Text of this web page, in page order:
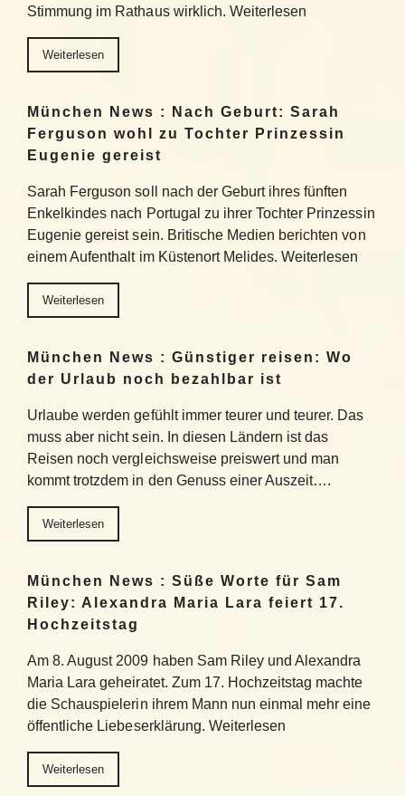
Stimmung im Rathaus wirklich. Weiterlesen
Weiterlesen
München News : Nach Geburt: Sarah
Ferguson wohl zu Tochter Prinzessin
Eugenie gereist
Sarah Ferguson soll nach der Geburt ihres fünften
Enkelkindes nach Portugal zu ihrer Tochter Prinzessin
Eugenie gereist sein. Britische Medien berichten von
einem Aufenthalt im Küstenort Melides. Weiterlesen
Weiterlesen
München News : Günstiger reisen: Wo
der Urlaub noch bezahlbar ist
Urlaube werden gefühlt immer teurer und teurer. Das
muss aber nicht sein. In diesen Ländern ist das
Reisen noch vergleichsweise preiswert und man
kommt trotzdem in den Genuss einer Auszeit….
Weiterlesen
München News : Süße Worte für Sam
Riley: Alexandra Maria Lara feiert 17.
Hochzeitstag
Am 8. August 2009 haben Sam Riley und Alexandra
Maria Lara geheiratet. Zum 17. Hochzeitstag machte
die Schauspielerin ihrem Mann nun einmal mehr eine
öffentliche Liebeserklärung. Weiterlesen
Weiterlesen